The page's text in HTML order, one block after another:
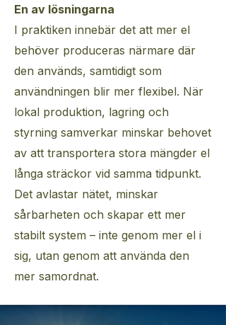
En av lösningarna
I praktiken innebär det att mer el
behöver produceras närmare där
den används, samtidigt som
användningen blir mer flexibel. När
lokal produktion, lagring och
styrning samverkar minskar behovet
av att transportera stora mängder el
långa sträckor vid samma tidpunkt.
Det avlastar nätet, minskar
sårbarheten och skapar ett mer
stabilt system – inte genom mer el i
sig, utan genom att använda den
mer samordnat.